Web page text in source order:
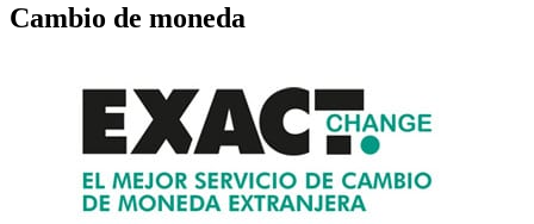
Cambio de moneda